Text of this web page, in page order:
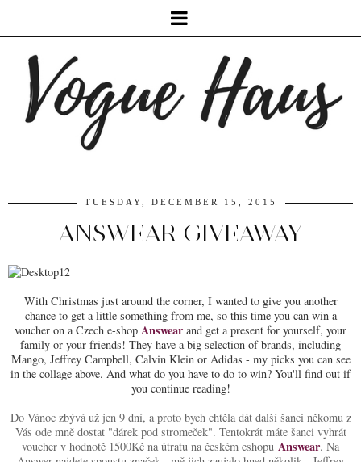
TUESDAY, DECEMBER 15, 2015
ANSWEAR GIVEAWAY
With Christmas just around the corner, I wanted to give you another
chance to get a little something from me, so this time you can win a
voucher on a Czech e-shop Answear and get a present for yourself, your
family or your friends! They have a big selection of brands, including
Mango, Jeffrey Campbell, Calvin Klein or Adidas - my picks you can see
in the collage above. And what do you have to do to win? You'll find out if
you continue reading!
Do Vánoc zbývá už jen 9 dní, a proto bych chtěla dát další šanci někomu z
Vás ode mně dostat "dárek pod stromeček". Tentokrát máte šanci vyhrát
voucher v hodnotě 1500Kč na útratu na českém eshopu Answear. Na